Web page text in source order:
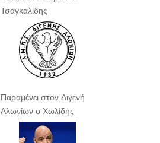
Τσαγκαλίδης
Παραμένει στον Διγενή
Αλωνίων ο Χωλίδης